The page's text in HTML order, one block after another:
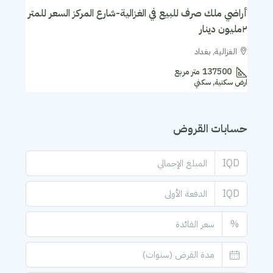
أراضي ملك صرف للبيع في الغزالية-شارع المركز السعر للمتر
٢مليون دينار
الغزالية, بغداد
137500 متر مربع
ارض سكنية, سكني
حسابات القروض
IQD
IQD
%